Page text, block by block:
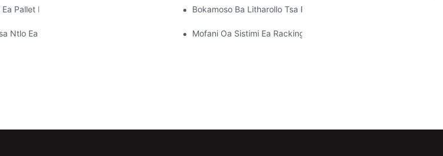
Ea Bolulo
Pallet E Ikhethileng: Ho Lokisetsa Litlhoko Tsa Hao Tsa PolokeloBokamoso Ba Litharollo Tsa Pallet Rack: Mekhoa Le Lintho Tse
Le E 'Ngoe
Ntlo Ea Bolulo: Seo U Lokelang Ho Se Batla Mofani Oa Sistimi Ea Racking: Lintlha Tsa Bohlokoa Bakeng Sa